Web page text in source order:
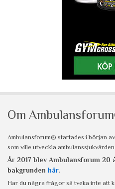
Om
Ambulansforum® startades i början
som ville utveckla ambulanssjukvården.
År 2017 blev Ambulansforum 20
bakgrunden här.
Har du några frågor så tveka inte att